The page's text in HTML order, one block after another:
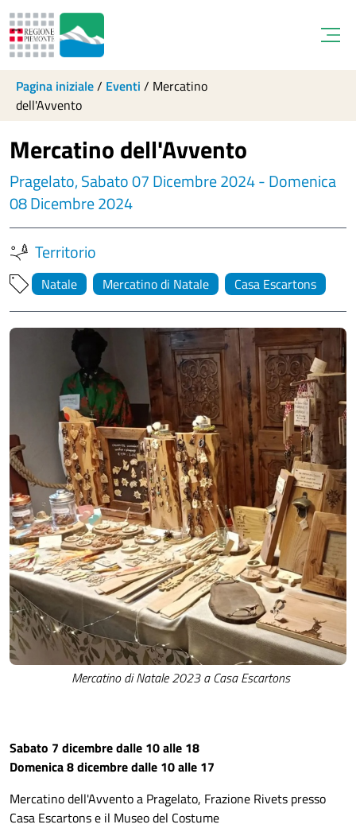
Pagina iniziale/ Eventi / Mercatino
dell'Avvento
Mercatino dell'Avvento
Pragelato, Sabato 07 Dicembre 2024 - Domenica
08 Dicembre 2024
Territorio
Natale Mercatino di Natale Casa Escartons
Mercatino di Natale 2023 a Casa Escartons
Sabato 7 dicembre dalle 10 alle 18
Domenica 8 dicembre dalle 10 alle 17
Mercatino dell'Avvento a Pragelato, Frazione Rivets presso
Casa Escartons e il Museo del Costume